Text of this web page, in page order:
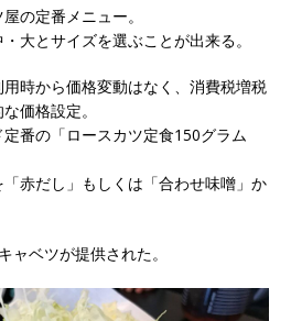
の定番メニュー。
大とサイズを選ぶことが出来る。
時から価格変動はなく、消費税増税
価格設定。
番の「ロースカツ定食150グラム
赤だし」もしくは「合わせ味噌」か
ャベツが提供された。